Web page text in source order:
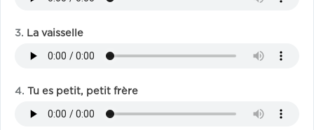
La vaisselle
Tu es petit, petit frère